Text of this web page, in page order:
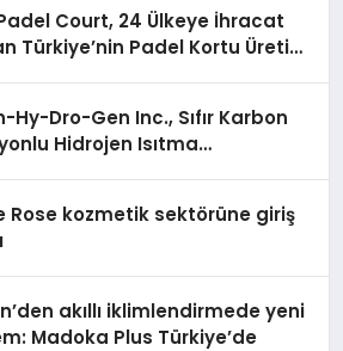
Court, 24 Ülkeye İhracat
Türkiye’nin Padel Kortu Üretim
Hy-Dro-Gen Inc., Sıfır Karbon
Hidrojen Isıtma
Rose kozmetik sektörüne giriş
akıllı iklimlendirmede yeni
Madoka Plus Türkiye’de